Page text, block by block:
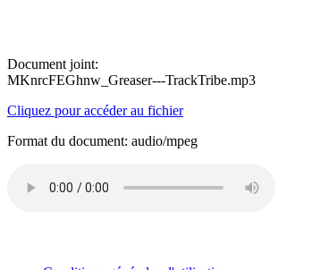
Document joint:
MKnrcFEGhnw_Greaser---TrackTribe.mp3
Cliquez pour accéder au fichier
Format du document: audio/mpeg